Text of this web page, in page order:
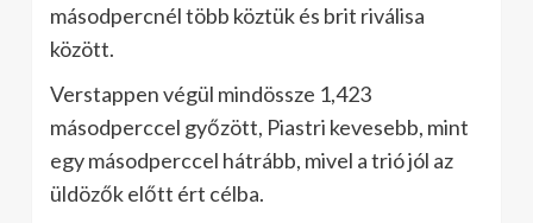
másodpercnél több köztük és brit riválisa
között.
Verstappen végül mindössze 1,423
másodperccel győzött, Piastri kevesebb, mint
egy másodperccel hátrább, mivel a trió jól az
üldözők előtt ért célba.